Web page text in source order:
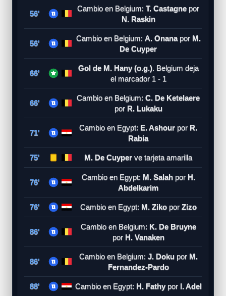
56'
Cambio en Belgium: T. Castagne por
N. Raskin
56'
Cambio en Belgium: A. Onanapor M.
De Cuyper
66'
Gol de M. Hany (o.g.). Belgium deja
el marcador 1 - 1
66'
Cambio en Belgium: C. De Ketelaere
por R. Lukaku
71'
Cambio en Egypt: E. Ashour por R.
Rabia
75' M. De Cuyper ve tarjeta amarilla
76'
Cambio en Egypt: M. Salahpor H.
Abdelkarim
76' Cambio en Egypt: M. Zikopor Zizo
86'
Cambio en Belgium: K. De Bruyne
por H. Vanaken
86'
Cambio en Belgium: J. Dokupor M.
Fernandez-Pardo
88' Cambio en Egypt: H. Fathypor I. Adel